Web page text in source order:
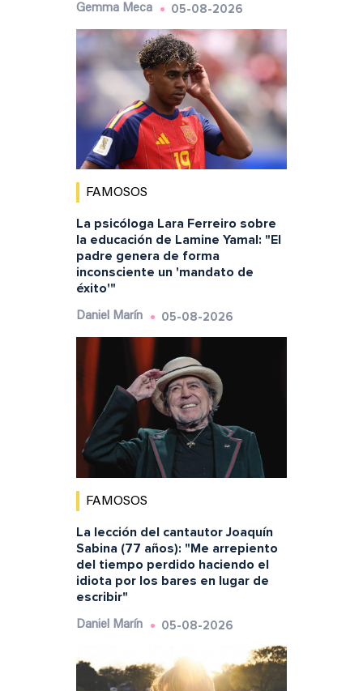
Gemma Meca 05-08-2026
FAMOSOS
La psicóloga Lara Ferreiro sobre
la educación de Lamine Yamal: "El
padre genera de forma
inconsciente un 'mandato de
éxito'"
Daniel Marín 05-08-2026
FAMOSOS
La lección del cantautor Joaquín
Sabina (77 años): "Me arrepiento
del tiempo perdido haciendo el
idiota por los bares en lugar de
escribir"
Daniel Marín 05-08-2026